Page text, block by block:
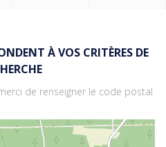
pour tout autres
de rénovation
À VOS CRITÈRES DE
de renseigner le code postal